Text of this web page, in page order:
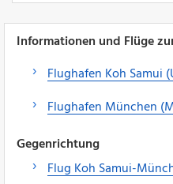
Informationen und Flüge
Flughafen Koh Samui
Flughafen München
Gegenrichtung
Flug Koh Samui-